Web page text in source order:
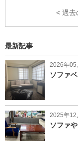
< 過去
最新記事
2026年05
ソファ
2025年12
ソファ